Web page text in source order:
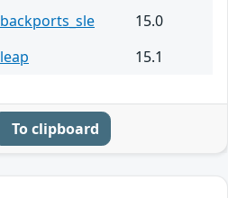
backports_sle
15.0
leap 15.1
To clipboard